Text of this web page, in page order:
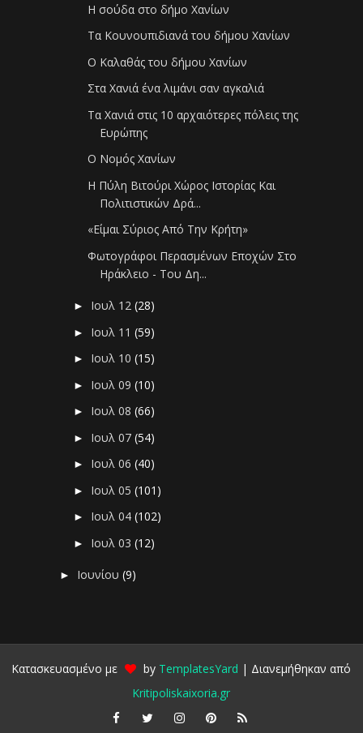
Η σούδα στο δήμο Χανίων
Τα Κουνουπιδιανά του δήμου Χανίων
Ο Καλαθάς του δήμου Χανίων
Στα Χανιά ένα λιμάνι σαν αγκαλιά
Τα Χανιά στις 10 αρχαιότερες πόλεις της
Ευρώπης
Ο Νομός Χανίων
Η Πύλη Βιτούρι Χώρος Ιστορίας Και
Πολιτιστικών Δρά...
«Είμαι Σύριος Από Την Κρήτη»
Φωτογράφοι Περασμένων Εποχών Στο
Ηράκλειο - Του Δη...
► Ιουλ 12(28)
► Ιουλ 11(59)
► Ιουλ 10(15)
► Ιουλ 09(10)
► Ιουλ 08(66)
► Ιουλ 07(54)
► Ιουλ 06(40)
► Ιουλ 05(101)
► Ιουλ 04(102)
► Ιουλ 03(12)
► Ιουνίου(9)
Κατασκευασμένο με by TemplatesYard | Διανεμήθηκαν από
Kritipoliskaixoria.gr